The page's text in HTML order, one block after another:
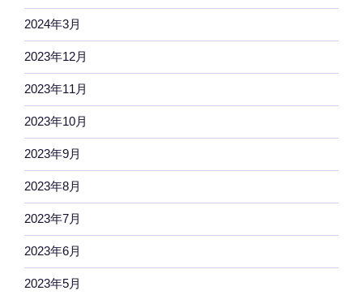
2024年3月
2023年12月
2023年11月
2023年10月
2023年9月
2023年8月
2023年7月
2023年6月
2023年5月